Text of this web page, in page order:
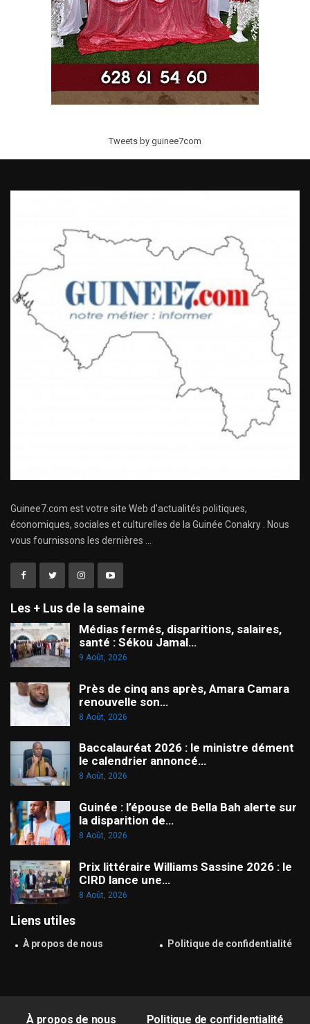
Tweets by guinee7com
Guinee7.com est votre site Web d'actualités politiques,
économiques, sociales et culturelles de la Guinée Conakry . Nous
vous fournissons les dernières ...
Les + Lus de la semaine
Médias fermés, disparitions, salaires,
santé : Sékou Jamal…
9 Août, 2026
Près de cinq ans après, Amara Camara
renouvelle son…
8 Août, 2026
Baccalauréat 2026 : le ministre dément
le calendrier annoncé…
8 Août, 2026
Guinée : l’épouse de Bella Bah alerte sur
la disparition de…
8 Août, 2026
Prix littéraire Williams Sassine 2026 : le
CIRD lance une…
8 Août, 2026
Liens utiles
À propos de nous Politique de confidentialité
À propos de nous Politique de confidentialité